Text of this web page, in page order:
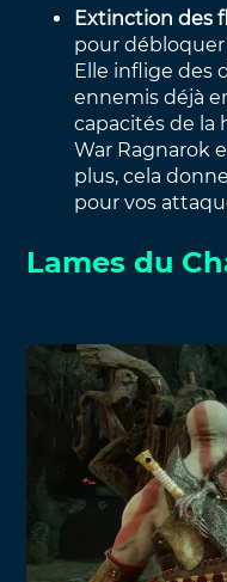
Extinction des
pour
Elle inflige des
ennemis déjà
capacités de la
War Ragnarok
plus, cela
pour vos
Lames du